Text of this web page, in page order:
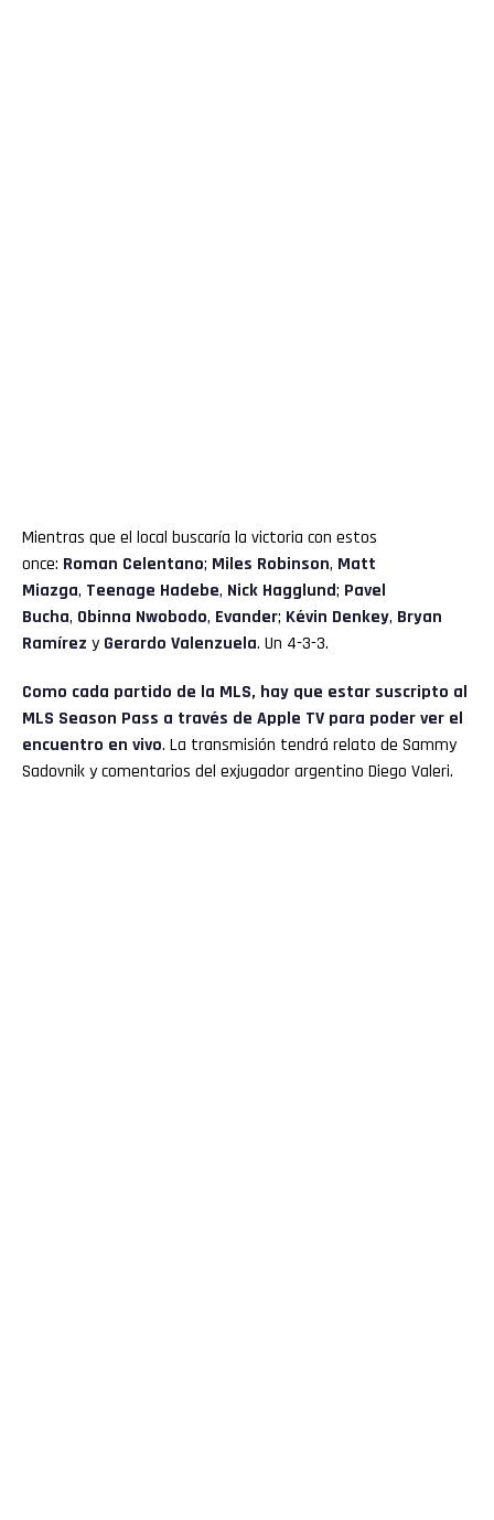
Mientras que el local buscaría la victoria con estos
once: Roman Celentano; Miles Robinson, Matt
Miazga, Teenage Hadebe, Nick Hagglund; Pavel
Bucha, Obinna Nwobodo, Evander; Kévin Denkey, Bryan
Ramírez y Gerardo Valenzuela. Un 4-3-3.
Como cada partido de la MLS, hay que estar suscripto al
MLS Season Pass a través de Apple TV para poder ver el
encuentro en vivo. La transmisión tendrá relato de Sammy
Sadovnik y comentarios del exjugador argentino Diego Valeri.